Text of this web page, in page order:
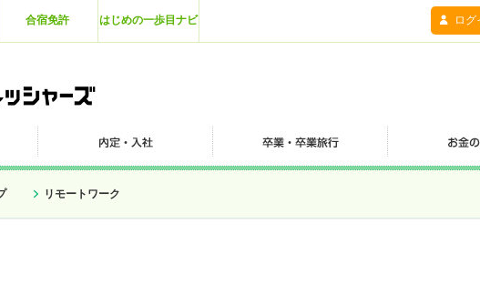
合宿免許 はじめの一歩目ナビ ログ
リモートワーク